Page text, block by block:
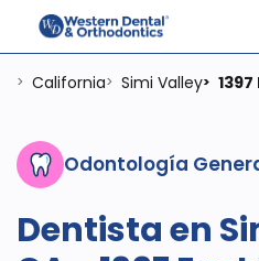
> California> Simi Valley>
Odontología
Dentista en